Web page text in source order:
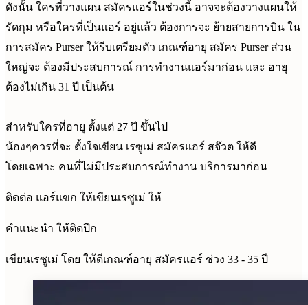
ดังนั้น ใครที่วางแผน สมัครแอร์ในช่วงนี้ อาจจะต้องวางแผนให้
รัดกุม หรือใครที่เป็นแอร์ อยู่แล้ว ต้องการจะ ย้ายสายการบิน ใน
การสมัคร Purser ให้รีบเตรียมตัว เกณฑ์อายุ สมัคร Purser ส่วน
ใหญ่จะ ต้องมีประสบการณ์ การทำงานแอร์มาก่อน และ อายุ
ต้องไม่เกิน 31 ปี เป็นต้น
สำหรับใครที่อายุ ตั้งแต่ 27 ปี ขึ้นไป
น้องๆควรที่จะ ตั้งใจเขียน เรซูเม่ สมัครแอร์ สจ๊วต ให้ดี
โดยเฉพาะ คนที่ไม่มีประสบการณ์ทำงาน บริการมาก่อน
ติดต่อ แอร์แขก ให้เขียนเรซูเม่ ให้
คำแนะนำ ให้ติดปีก
เขียนเรซูเม่ โดย ให้ดีเกณฑ์อายุ สมัครแอร์ ช่วง 33 - 35 ปี